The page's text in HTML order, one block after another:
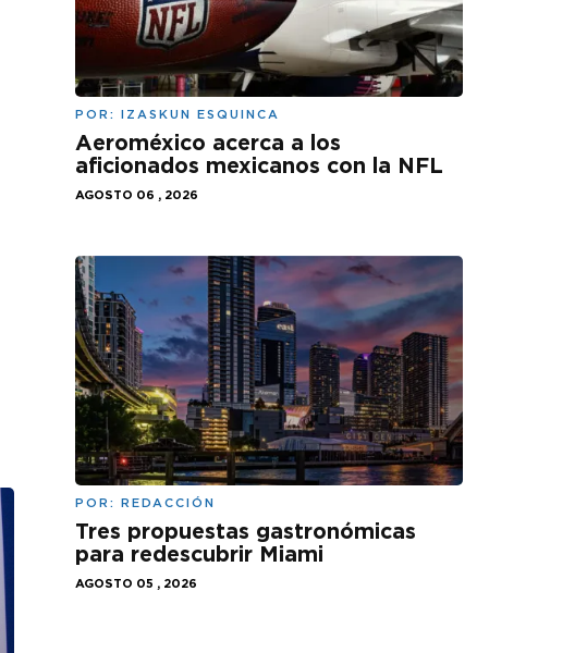
POR: IZASKUN ESQUINCA
Aeroméxico acerca a los
aficionados mexicanos con la NFL
AGOSTO 06 , 2026
POR: REDACCIÓN
Tres propuestas gastronómicas
para redescubrir Miami
AGOSTO 05 , 2026